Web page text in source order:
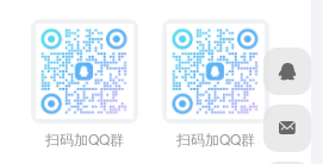
扫码加QQ群 扫码加QQ群